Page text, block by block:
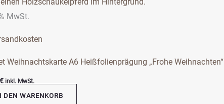
MwSt.
Weihnachtskarte A6 Heißfolienprägung „Frohe Weihnachten“
€ inkl. MwSt.
DEN WARENKORB